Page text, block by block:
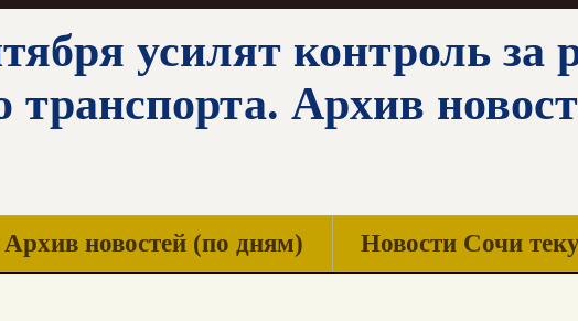
усилят контроль за
транспорта. Архив
Архив новостей (по дням) Новости Сочи